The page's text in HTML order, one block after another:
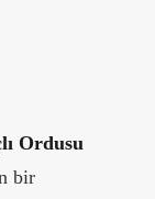
Ordusu
bir